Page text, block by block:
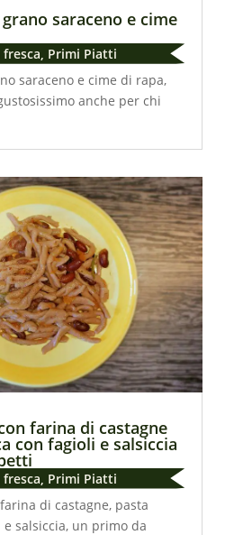
saraceno e cime
fresca Primi Piatti
saraceno e cime di rapa,
anche per chi
farina di castagne
con fagioli e salsiccia
fresca Primi Piatti
di castagne, pasta
salsiccia, un primo da